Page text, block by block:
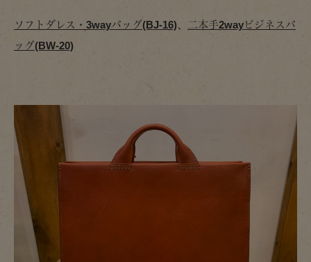
ソフトダレス・3wayバッグ(BJ-16)、
二本手2wayビジネスバ
ッグ(BW-20)